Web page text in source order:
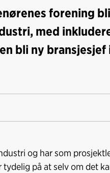
forening
med
bli ny bransjesjef
og har som
tydelig på at selv om det